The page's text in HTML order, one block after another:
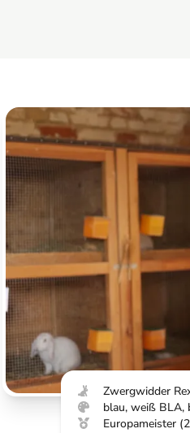
Zwergwidder
blau, weiß BLA,
Europameister